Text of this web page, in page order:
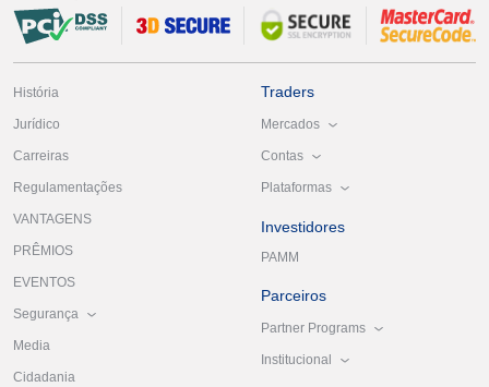
História
Jurídico
Carreiras
Regulamentações
VANTAGENS
PRÊMIOS
EVENTOS
Segurança
Media
Cidadania
Traders
Mercados
Contas
Plataformas
Investidores
PAMM
Parceiros
Partner Programs
Institucional